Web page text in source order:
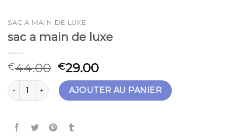
SAC A MAIN DE LUXE
sac a main de luxe
€44.00 €29.00
quantité de sac a main de luxe
AJOUTER AU PANIER